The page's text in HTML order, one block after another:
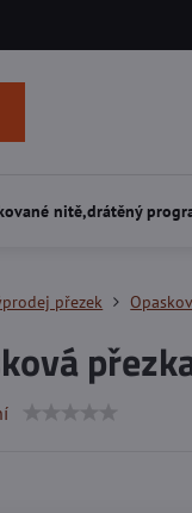
nitě,drátěný
přezek